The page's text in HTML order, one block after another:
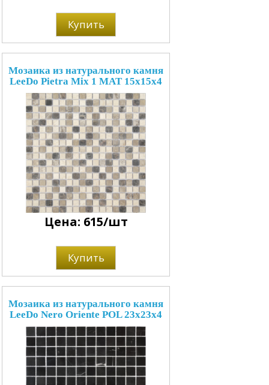
Купить
Мозаика из натурального камня
LeeDo Pietra Mix 1 MAT 15x15x4
Цена: 615/шт
Купить
Мозаика из натурального камня
LeeDo Nero Oriente POL 23x23x4